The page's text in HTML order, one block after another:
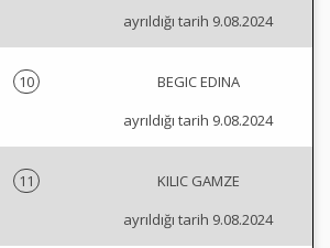
ayrıldığı tarih 9.08.2024
10
BEGIC EDINA
ayrıldığı tarih 9.08.2024
11
KILIC GAMZE
ayrıldığı tarih 9.08.2024